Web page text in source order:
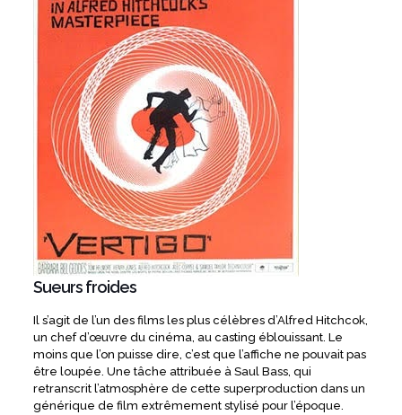
Sueurs froides
Il s’agit de l’un des films les plus célèbres d’Alfred Hitchcok,
un chef d’œuvre du cinéma, au casting éblouissant. Le
moins que l’on puisse dire, c’est que l’affiche ne pouvait pas
être loupée. Une tâche attribuée à Saul Bass, qui
retranscrit l’atmosphère de cette superproduction dans un
générique de film extrêmement stylisé pour l’époque.